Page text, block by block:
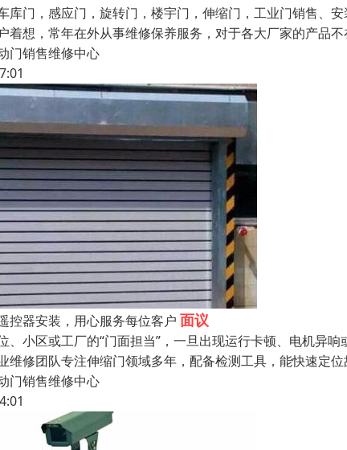
库门，感应门，旋转门，楼宇门，伸缩门，工业门销售、
着想，常年在外从事维修保养服务，对于各大厂家的产品
门销售维修中心
控器安装，用心服务每位客户 面议
、小区或工厂的“门面担当”，一旦出现运行卡顿、电机异
维修团队专注伸缩门领域多年，配备检测工具，能快速定
门销售维修中心